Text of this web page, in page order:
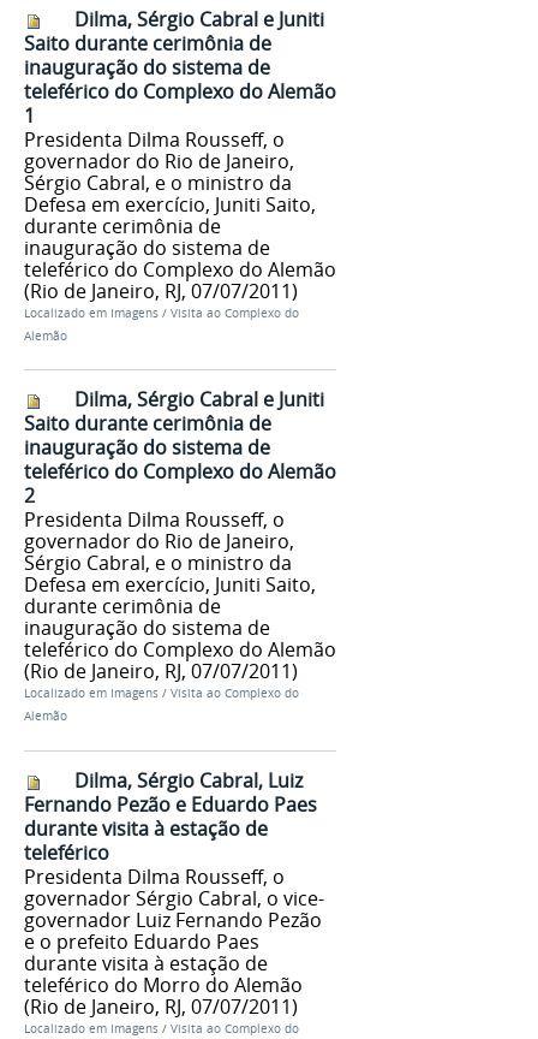
Dilma, Sérgio Cabral e Juniti
Saito durante cerimônia de
inauguração do sistema de
teleférico do Complexo do Alemão
1
Presidenta Dilma Rousseff, o
governador do Rio de Janeiro,
Sérgio Cabral, e o ministro da
Defesa em exercício, Juniti Saito,
durante cerimônia de
inauguração do sistema de
teleférico do Complexo do Alemão
(Rio de Janeiro, RJ, 07/07/2011)
Localizado em Imagens / Visita ao Complexo do
Alemão
Dilma, Sérgio Cabral e Juniti
Saito durante cerimônia de
inauguração do sistema de
teleférico do Complexo do Alemão
2
Presidenta Dilma Rousseff, o
governador do Rio de Janeiro,
Sérgio Cabral, e o ministro da
Defesa em exercício, Juniti Saito,
durante cerimônia de
inauguração do sistema de
teleférico do Complexo do Alemão
(Rio de Janeiro, RJ, 07/07/2011)
Localizado em Imagens / Visita ao Complexo do
Alemão
Dilma, Sérgio Cabral, Luiz
Fernando Pezão e Eduardo Paes
durante visita à estação de
teleférico
Presidenta Dilma Rousseff, o
governador Sérgio Cabral, o vice-
governador Luiz Fernando Pezão
e o prefeito Eduardo Paes
durante visita à estação de
teleférico do Morro do Alemão
(Rio de Janeiro, RJ, 07/07/2011)
Localizado em Imagens / Visita ao Complexo do